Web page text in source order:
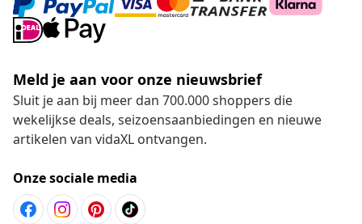
Meld je aan voor onze nieuwsbrief
Sluit je aan bij meer dan 700.000 shoppers die
wekelijkse deals, seizoensaanbiedingen en nieuwe
artikelen van vidaXL ontvangen.
Onze sociale media